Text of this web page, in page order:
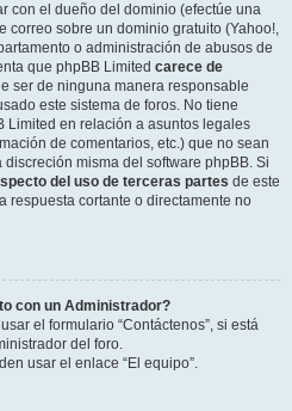
con el dueño del dominio (efectúe una
correo sobre un dominio gratuito (Yahoo!,
o administración de abusos de
que phpBB Limited carece de
ser de ninguna manera responsable
este sistema de foros. No tiene
Limited en relación a asuntos legales
de comentarios, etc.) que no sean
misma del software phpBB. Si
del uso de terceras partes de este
respuesta cortante o directamente no
con un Administrador?
el formulario “Contáctenos”, si está
del foro.
usar el enlace “El equipo”.